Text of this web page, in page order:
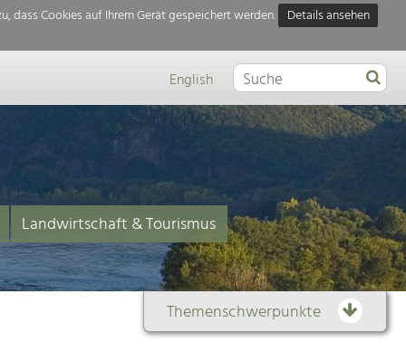
dass Cookies auf Ihrem Gerät gespeichert werden.
Details ansehen
English
Landwirtschaft & Tourismus
Themenschwerpunkte